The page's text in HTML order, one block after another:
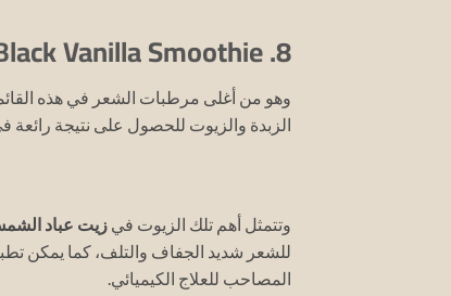
8. Carol’s Daughter Black Vanilla Smoothie:
وهو من أغلى مرطبات الشعر في هذه
الزبدة والزيوت للحصول على نتيجة
وتتمثل أهم تلك الزيوت في زيت عباد
للشعر شديد الجفاف والتلف، كما يمكن
المصاحب للعلاج الكيميائي.